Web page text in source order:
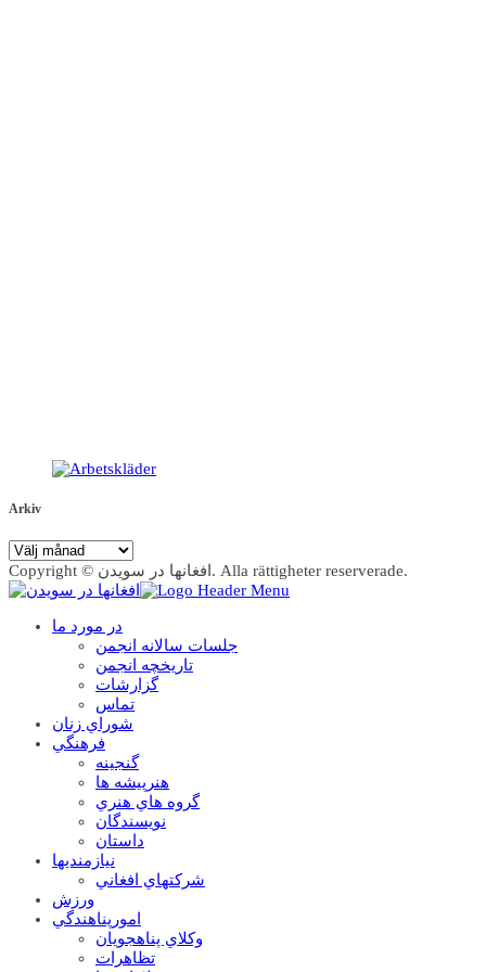
Arkiv
Arkiv
Copyright © افغانها در سویدن. Alla rättigheter reserverade.
در مورد ما
جلسات سالانه انجمن
تاریخچه انجمن
گزارشات
تماس
شوراي زنان
فرهنگي
گنجينه
هنرپيشه ها
گروه هاي هنري
نويسندگان
داستان
نيازمنديها
شرکتهاي افغاني
ورزش
امورپناهندگي
وکلاي پناهجويان
تظاهرات